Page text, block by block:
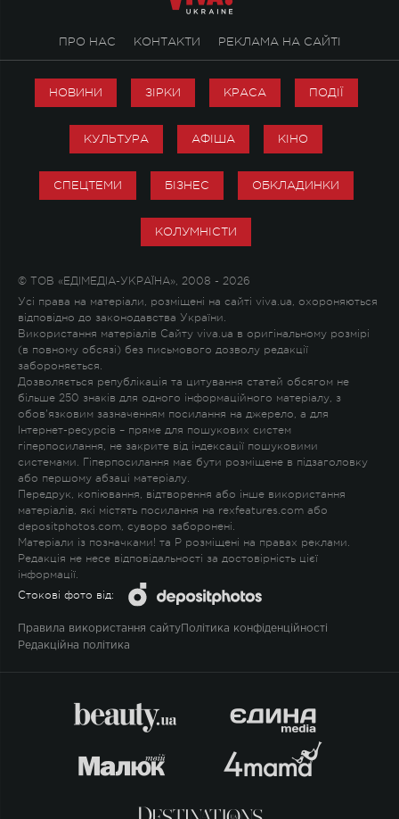
ПРО НАС КОНТАКТИ РЕКЛАМА НА САЙТІ
НОВИНИ ЗІРКИ КРАСА ПОДІЇ
КУЛЬТУРА АФІША КІНО
СПЕЦТЕМИ БІЗНЕС ОБКЛАДИНКИ
КОЛУМНІСТИ
© ТОВ «ЕДІМЕДІА-УКРАЇНА», 2008 - 2026
Усі права на матеріали, розміщені на сайті viva.ua, охороняються
відповідно до законодавства України.
Використання матеріалів Сайту viva.ua в оригінальному розмірі
(в повному обсязі) без письмового дозволу редакції
забороняється.
Дозволяється републікація та цитування статей обсягом не
більше 250 знаків для одного інформаційного матеріалу, з
обов'язковим зазначенням посилання на джерело, а для
Інтернет-ресурсів – пряме для пошукових систем
гіперпосилання, не закрите від індексації пошуковими
системами. Гіперпосилання має бути розміщене в підзаголовку
або першому абзаці матеріалу.
Передрук, копіювання, відтворення або інше використання
матеріалів, які містять посилання на rexfeatures.com або
depositphotos.com, суворо заборонені.
Матеріали із позначками! та P розміщені на правах реклами.
Редакція не несе відповідальності за достовірність цієї
інформації.
Стокові фото від:
Правила використання сайту Політика конфіденційності
Редакційна політика